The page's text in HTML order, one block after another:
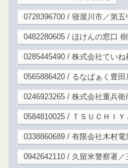
0728396700 / 寝屋川市／第
0482280605 / ほけんの窓口
0285445490 / 株式会社ていね
0565886420 / るなぱぁく豊田
0246923265 / 株式会社重兵衛
0584810025 / ＴＳＵＣＨＩ
0338860689 / 有限会社木村電
0942642110 / 久留米警察署／